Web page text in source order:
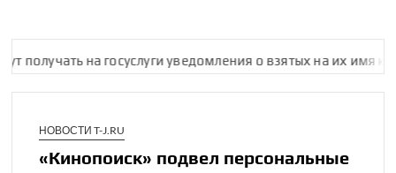
на госус­луги уведомления о взятых на их имя кредитах
НОВОСТИ T-J.RU
«Кинопоиск» подвел персональные